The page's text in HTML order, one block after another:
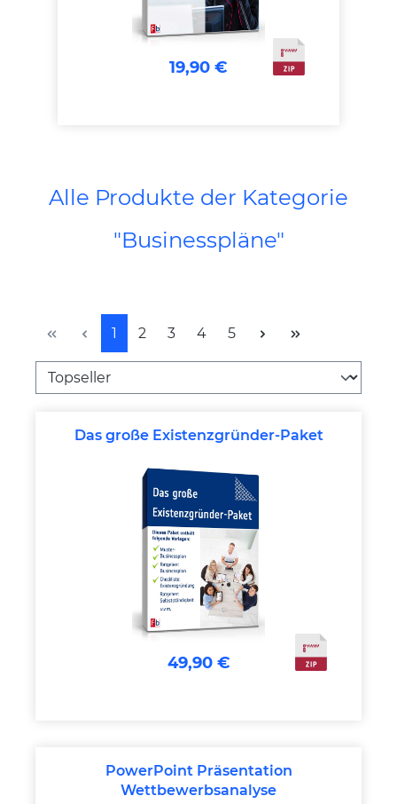
19,90 €
Alle Produkte der Kategorie
"Businesspläne"
Seite
1 Seite
2 Seite
3 Seite
4 Seite
5
Das große Existenzgründer-Paket
49,90 €
PowerPoint Präsentation
Wettbewerbsanalyse